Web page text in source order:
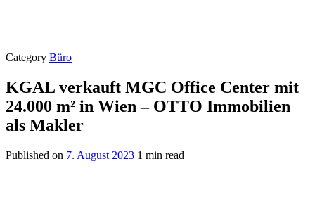
Category Büro
KGAL verkauft MGC Office Center mit
24.000 m² in Wien – OTTO Immobilien
als Makler
Published on 7. August 2023 1 min read